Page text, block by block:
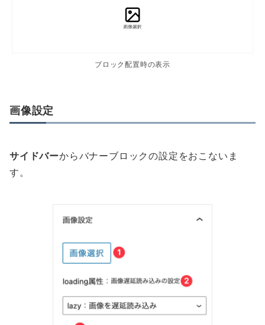
ブロック配置時の表示
画像設定
サイドバーからバナーブロックの設定をおこないま
す。